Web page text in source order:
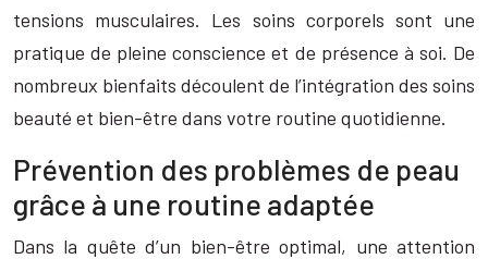
tensions musculaires. Les soins corporels sont une
pratique de pleine conscience et de présence à soi. De
nombreux bienfaits découlent de l’intégration des soins
beauté et bien-être dans votre routine quotidienne.
Prévention des problèmes de peau
grâce à une routine adaptée
Dans la quête d’un bien-être optimal, une attention